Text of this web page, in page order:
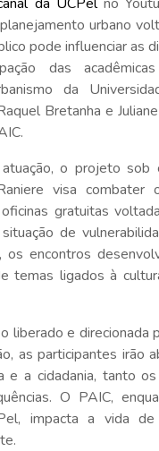
urbano
pode influenciar as
das
da
Bretanha e
o projeto sob
visa combater
gratuitas
de
os encontros
temas ligados à
liberado e direcionada
as participantes irão
e a cidadania, tanto
O PAIC,
impacta a vida